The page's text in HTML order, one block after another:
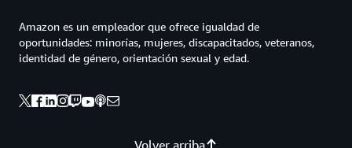
Volver arriba
Amazon es un empleador que ofrece igualdad de
oportunidades: minorías, mujeres, discapacitados, veteranos,
identidad de género, orientación sexual y edad.